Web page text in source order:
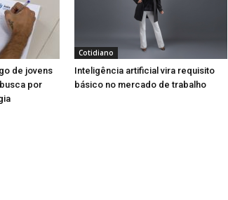
de jovens
por
Cotidiano
Inteligência artificial vira requisito
básico no mercado de trabalho